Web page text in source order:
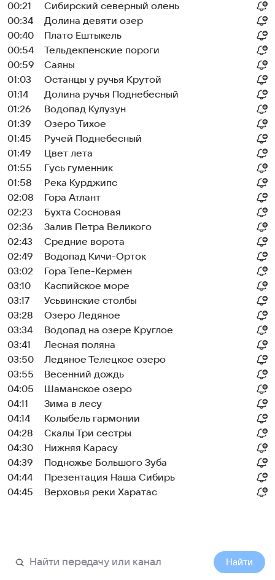
00:21
Сибирский северный олень
00:34
Долина девяти озер
00:40
Плато Ештыкель
00:54
Тельдекпенские пороги
00:59
Саяны
01:03
Останцы у ручья Крутой
01:14
Долина ручья Поднебесный
01:26
Водопад Кулузун
01:39
Озеро Тихое
01:45
Ручей Поднебесный
01:49
Цвет лета
01:55
Гусь гуменник
01:58
Река Курджипс
02:08
Гора Атлант
02:23
Бухта Сосновая
02:36
Залив Петра Великого
02:43
Средние ворота
02:49
Водопад Кичи-Орток
03:02
Гора Тепе-Кермен
03:10
Каспийское море
03:17
Усьвинские столбы
03:28
Озеро Ледяное
03:34
Водопад на озере Круглое
03:41
Лесная поляна
03:50
Ледяное Телецкое озеро
03:55
Весенний дождь
04:05
Шаманское озеро
04:11
Зима в лесу
04:14
Колыбель гармонии
04:28
Скалы Три сестры
04:30
Нижняя Карасу
04:39
Подножье Большого Зуба
04:44
Презентация Наша Сибирь
04:45
Верховья реки Харатас
Найти